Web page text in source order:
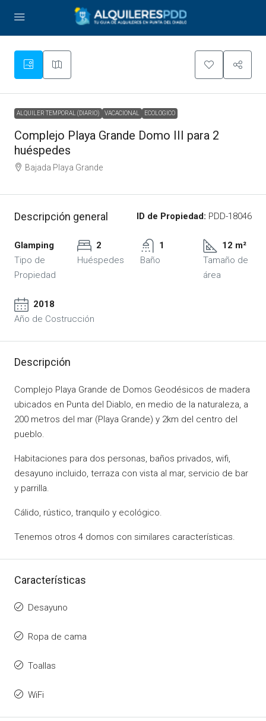
ALQUILER TEMPORAL (DIARIO) VACACIONAL ECOLOGICO
Complejo Playa Grande Domo III para 2
huéspedes
Bajada Playa Grande
Descripción general ID de Propiedad: PDD-18046
Glamping
Tipo de
Propiedad
2
Huéspedes
1
Baño
12 m²
Tamaño de
área
2018
Año de Costrucción
Descripción
Complejo Playa Grande de Domos Geodésicos de madera
ubicados en Punta del Diablo, en medio de la naturaleza, a
200 metros del mar (Playa Grande) y 2km del centro del
pueblo.
Habitaciones para dos personas, baños privados, wifi,
desayuno incluido, terraza con vista al mar, servicio de bar
y parrilla.
Cálido, rústico, tranquilo y ecológico.
Tenemos otros 4 domos con similares características.
Características
Desayuno
Ropa de cama
Toallas
WiFi